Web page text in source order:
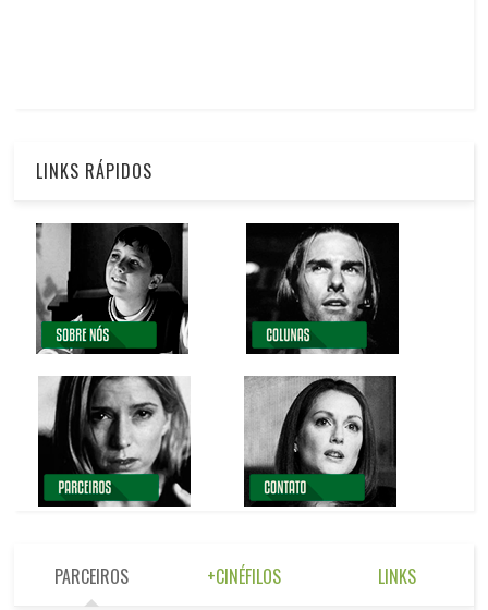
LINKS RÁPIDOS
PARCEIROS +CINÉFILOS LINKS